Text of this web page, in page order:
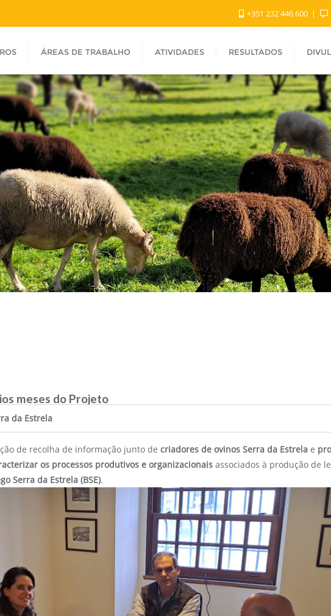
+351 232 446 600
ÁREAS DE TRABALHO ATIVIDADES RESULTADOS
meses do Projeto
da Estrela
de recolha de informação junto de criadores de ovinos Serra da Estrela e
os processos produtivos e organizacionais associados à produção de
Serra da Estrela (BSE).